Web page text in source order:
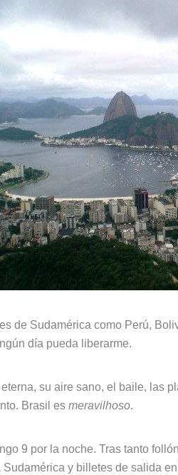
de Sudamérica como Perú,
día pueda liberarme.
su aire sano, el baile, las
Brasil es meravilhoso.
9 por la noche. Tras tanto
y billetes de salida